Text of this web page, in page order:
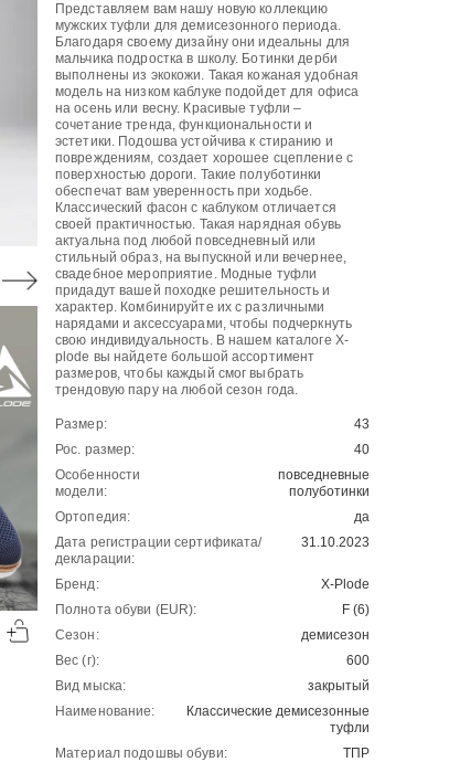
-50%
10806 00 5222
1044400
Представляем вам нашу новую коллекцию
мужских туфли для демисезонного периода.
Благодаря своему дизайну они идеальны для
мальчика подростка в школу. Ботинки дерби
выполнены из экокожи. Такая кожаная удобная
модель на низком каблуке подойдет для офиса
на осень или весну. Красивые туфли –
сочетание тренда, функциональности и
эстетики. Подошва устойчива к стиранию и
повреждениям, создает хорошее сцепление с
поверхностью дороги. Такие полуботинки
обеспечат вам уверенность при ходьбе.
Классический фасон с каблуком отличается
своей практичностью. Такая нарядная обувь
актуальна под любой повседневный или
стильный образ, на выпускной или вечернее,
свадебное мероприятие. Модные туфли
придадут вашей походке решительность и
характер. Комбинируйте их с различными
нарядами и аксессуарами, чтобы подчеркнуть
свою индивидуальность. В нашем каталоге X-
plode вы найдете большой ассортимент
размеров, чтобы каждый смог выбрать
трендовую пару на любой сезон года.
Размер:
43
Рос. размер:
40
Особенности
модели:
повседневные
полуботинки
Ортопедия:
да
Дата регистрации сертификата/
декларации:
31.10.2023
Бренд:
X-Plode
Полнота обуви (EUR):
F (6)
Сезон:
демисезон
Вес (г):
600
Вид мыска:
закрытый
Наименование:
Классические демисезонные
туфли
Материал подошвы обуви:
ТПР